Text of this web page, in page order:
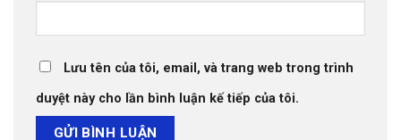
Lưu tên của tôi, email, và trang web trong trình
duyệt này cho lần bình luận kế tiếp của tôi.